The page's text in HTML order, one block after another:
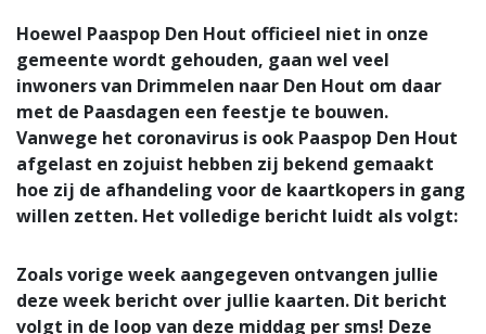
Hoewel Paaspop Den Hout officieel niet in onze
gemeente wordt gehouden, gaan wel veel
inwoners van Drimmelen naar Den Hout om daar
met de Paasdagen een feestje te bouwen.
Vanwege het coronavirus is ook Paaspop Den Hout
afgelast en zojuist hebben zij bekend gemaakt
hoe zij de afhandeling voor de kaartkopers in gang
willen zetten. Het volledige bericht luidt als volgt:
Zoals vorige week aangegeven ontvangen jullie
deze week bericht over jullie kaarten. Dit bericht
volgt in de loop van deze middag per sms! Deze